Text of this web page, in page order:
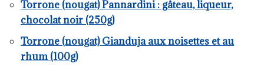
Torrone (nougat) Pannardini : gâteau, liqueur,
chocolat noir (250g)
Torrone (nougat) Gianduja aux noisettes et au
rhum (100g)